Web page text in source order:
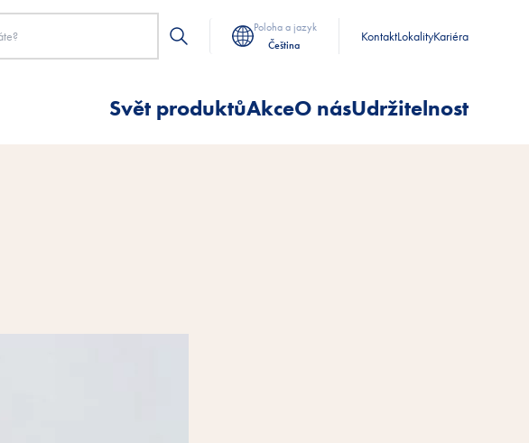
Poloha a jazyk
Čeština
KontaktLokalityKariéra
Svět produktůAkceO násUdržitelnost